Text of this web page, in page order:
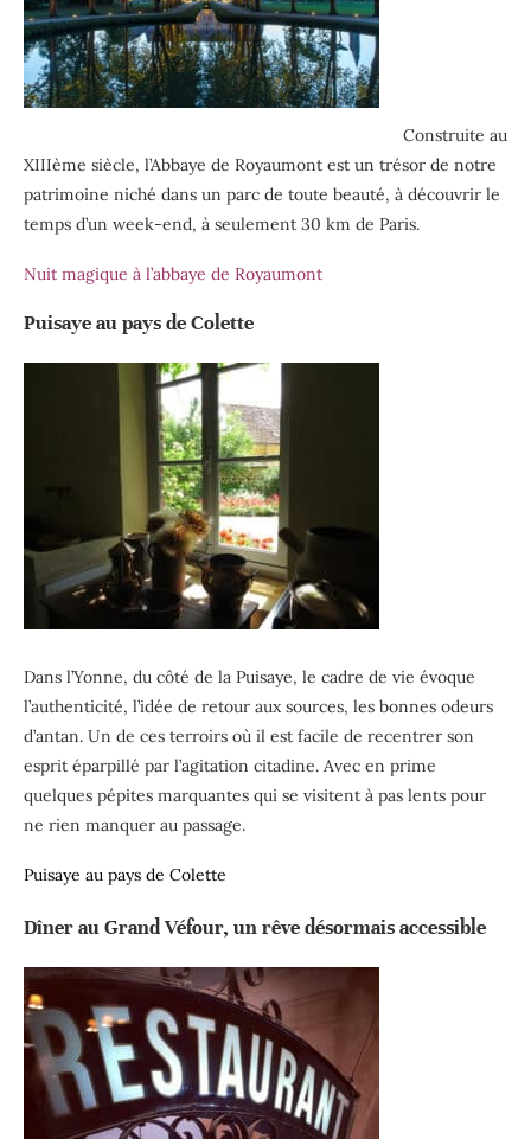
Construite au
XIIIème siècle, l’Abbaye de Royaumont est un trésor de notre
patrimoine niché dans un parc de toute beauté, à découvrir le
temps d’un week-end, à seulement 30 km de Paris.
Nuit magique à l’abbaye de Royaumont
Puisaye au pays de Colette
Dans l’Yonne, du côté de la Puisaye, le cadre de vie évoque
l’authenticité, l’idée de retour aux sources, les bonnes odeurs
d’antan. Un de ces terroirs où il est facile de recentrer son
esprit éparpillé par l’agitation citadine. Avec en prime
quelques pépites marquantes qui se visitent à pas lents pour
ne rien manquer au passage.
Puisaye au pays de Colette
Dîner au Grand Véfour, un rêve désormais accessible